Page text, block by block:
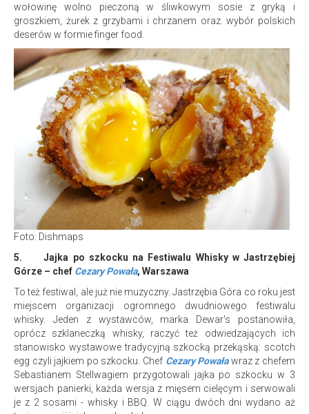
wołowinę wolno pieczoną w śliwkowym sosie z gryką i
groszkiem, żurek z grzybami i chrzanem oraz. wybór polskich
deserów w formie finger food.
Foto: Dishmaps
5.Jajka po szkocku na Festiwalu Whisky w Jastrzębiej
Górze – chef Cezary Powała, Warszawa
To też festiwal, ale już nie muzyczny. Jastrzębia Góra co roku jest
miejscem organizacji ogromnego dwudniowego festiwalu
whisky. Jeden z wystawców, marka Dewar's postanowiła,
oprócz szklaneczką whisky, raczyć też odwiedzających ich
stanowisko wystawowe tradycyjną szkocką przekąską: scotch
egg czyli jajkiem po szkocku. Chef Cezary Powaławraz z chefem
Sebastianem Stellwagiem przygotowali jajka po szkocku w 3
wersjach panierki, każda wersja z mięsem cielęcym i serwowali
je z 2 sosami - whisky i BBQ. W ciągu dwóch dni wydano aż